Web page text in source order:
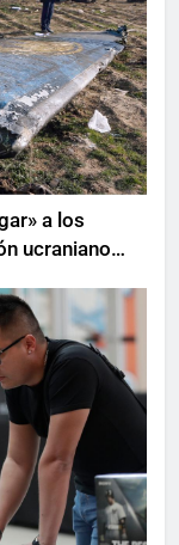
a los
ucraniano